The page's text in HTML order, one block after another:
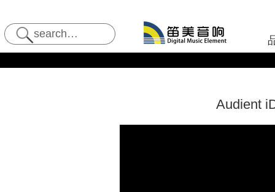
Audient